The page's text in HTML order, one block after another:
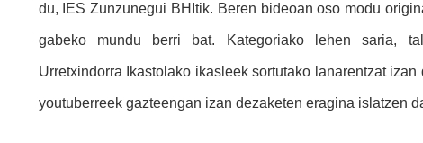
du, IES Zunzunegui BHItik. Beren bideoan oso modu
gabeko mundu berri bat. Kategoriako lehen saria,
Urretxindorra Ikastolako ikasleek sortutako lanarentzat
youtuberreek gazteengan izan dezaketen eragina islatzen